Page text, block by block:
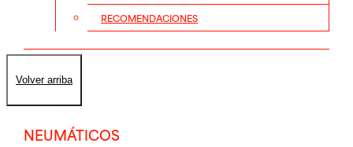
RECOMENDACIONES
Volver arriba
NEUMÁTICOS